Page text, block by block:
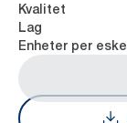
Kvalitet
Lag
Enheter per eske